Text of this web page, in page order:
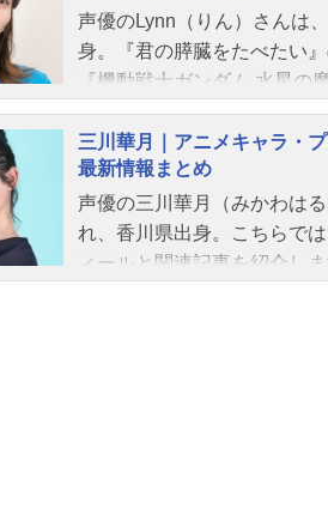
実マスター》の真の力を知
でも“スキルの実”を食べられ
た！食べるたびに能力が無
ト！！最下位スキルは最上
最強へのサクセスファンタ
冒険者になれないと言われ
す冒険が、いま始まる……！
実マスター》～スキルの実
食べられるようになった件
メスケジュール2025年1月7
声優のLynn（りん）さんは
身。『君の膵臓をたべたい
『機動戦士ガンダム 水星の
ラン役など、人気作品のキ
ます。こちらでは、Lynnさ
事を紹介します。
三川華月｜アニメキャラ・
最新情報まとめ
声優の三川華月（みかわは
れ、香川県出身。こちらで
ィールと関連記事を紹介しま
TVアニメ『
radio 大直会